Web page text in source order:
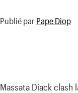
Publié par Pape Diop
Massata Diack clash